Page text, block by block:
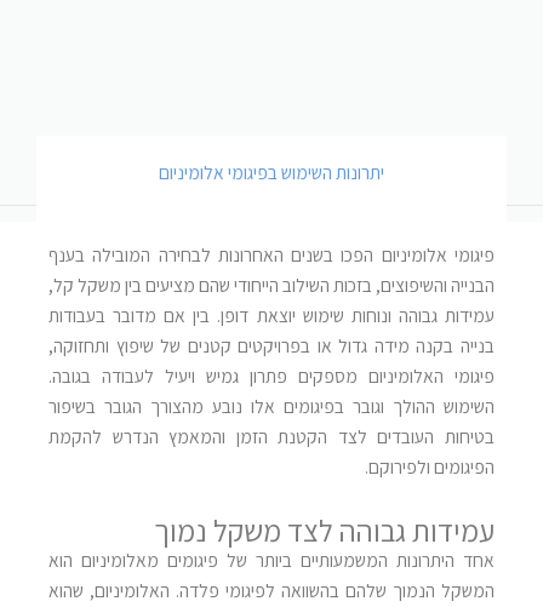
יתרונות השימוש בפיגומי אלומיניום
פיגומי אלומיניום הפכו בשנים האחרונות לבחירה המובילה בענף
הבנייה והשיפוצים, בזכות השילוב הייחודי שהם מציעים בין משקל קל,
עמידות גבוהה ונוחות שימוש יוצאת דופן. בין אם מדובר בעבודות
בנייה בקנה מידה גדול או בפרויקטים קטנים של שיפוץ ותחזוקה,
פיגומי האלומיניום מספקים פתרון גמיש ויעיל לעבודה בגובה.
השימוש ההולך וגובר בפיגומים אלו נובע מהצורך הגובר בשיפור
בטיחות העובדים לצד הקטנת הזמן והמאמץ הנדרש להקמת
הפיגומים ולפירוקם.
עמידות גבוהה לצד משקל נמוך
אחד היתרונות המשמעותיים ביותר של פיגומים מאלומיניום הוא
המשקל הנמוך שלהם בהשוואה לפיגומי פלדה. האלומיניום, שהוא